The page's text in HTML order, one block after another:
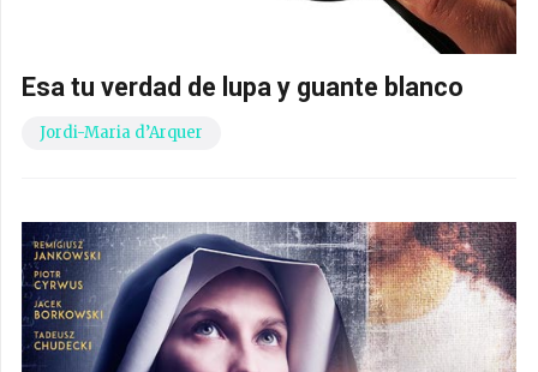
Esa tu verdad de lupa y guante blanco
Jordi-Maria d’Arquer